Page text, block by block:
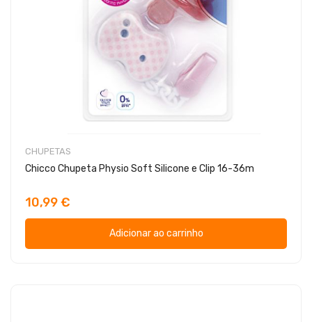
CHUPETAS
Chicco Chupeta Physio Soft Silicone e Clip 16-36m
10,99 €
Adicionar ao carrinho